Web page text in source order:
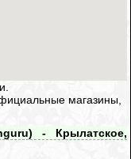
магазины,
- Крылатское,